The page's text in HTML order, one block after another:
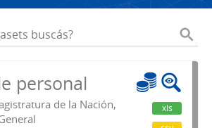
personal
de la Nación,
xls